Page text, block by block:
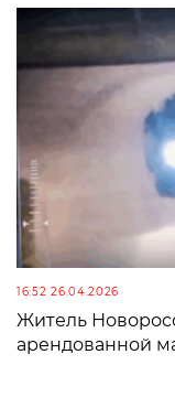
16:52 26.04.2026
Житель
арендованной